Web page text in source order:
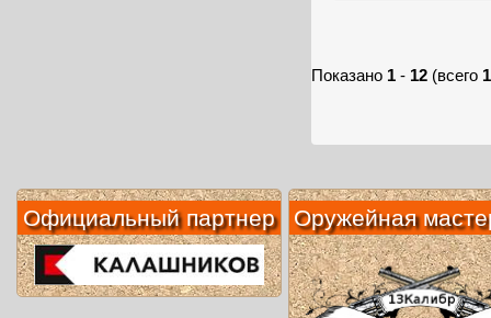
Показано 1 - 12 (всего
Официальный партнер Оружейная